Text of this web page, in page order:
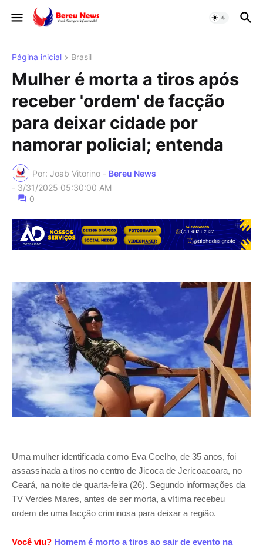
Página inicial Brasil
Mulher é morta a tiros após
receber 'ordem' de facção
para deixar cidade por
namorar policial; entenda
Por: Joab Vitorino - Bereu News
- 3/31/2025 05:30:00 AM
0
Uma mulher identificada como Eva Coelho, de 35 anos, foi
assassinada a tiros no centro de Jicoca de Jericoacoara, no
Ceará, na noite de quarta-feira (26). Segundo informações da
TV Verdes Mares, antes de ser morta, a vítima recebeu
ordem de uma facção criminosa para deixar a região.
Você viu? Homem é morto a tiros ao sair de evento na